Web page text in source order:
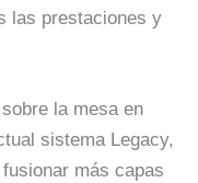
las prestaciones y
la mesa en
sistema Legacy,
más capas